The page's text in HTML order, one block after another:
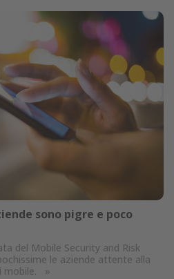
sono pigre e poco
del Mobile Security and Risk
le aziende attente alla
mobile.
»